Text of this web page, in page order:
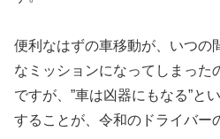
便利なはずの車移動が、いつの
なミッションになってしまった
ですが、”車は凶器にもなる”と
することが、令和のドライバー